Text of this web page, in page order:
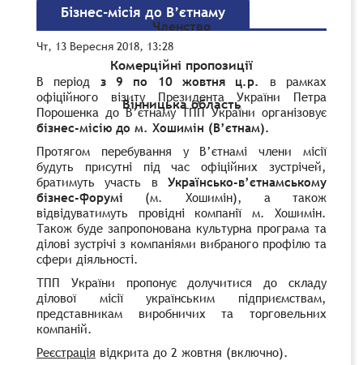
Членство
Комерційні пропозиції
Вінницька область
Бізнес-місія до В’єтнаму
Чт, 13 Вересня 2018, 13:28
В період з 9 по 10 жовтня ц.р.
в рамках
офіційного візиту Президента України Петра
Порошенка до В’єтнаму ТПП України організовує
бізнес-місію до м. Хошимін (В’єтнам).
Протягом перебування у В’єтнамі члени місії
будуть присутні під час офіційних зустрічей,
братимуть участь в Українсько-в’єтнамському
бізнес-форумі (м. Хошимін), а також
відвідуватимуть провідні компанії м. Хошимін.
Також буде запропонована культурна програма та
ділові зустрічі з компаніями вибраного профілю та
сфери діяльності.
ТПП України пропонує долучитися до складу
ділової місії українським підприємствам,
представникам виробничих та торговельних
компаній.
Реєстрація відкрита до 2 жовтня (включно).